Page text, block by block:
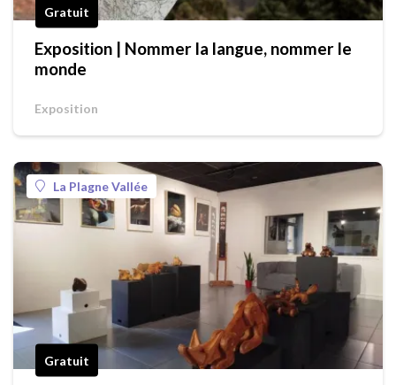
Gratuit
Exposition | Nommer la langue, nommer le
monde
Exposition
La Plagne Vallée
Gratuit